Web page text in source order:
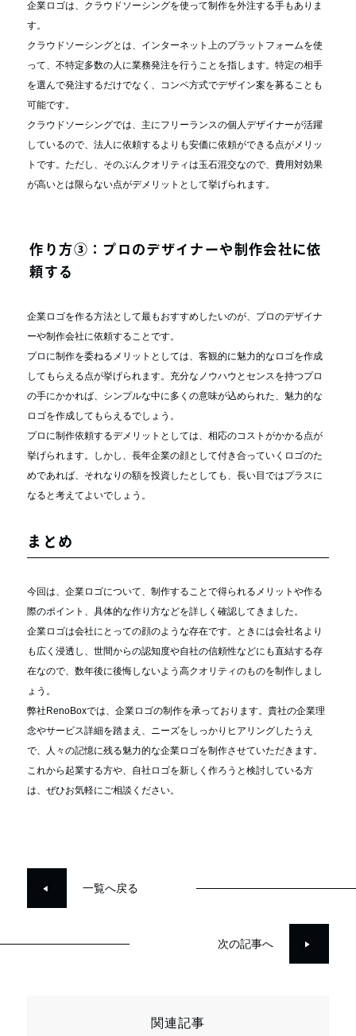
企業ロゴは、クラウドソーシングを使って制作を外注する手もありま
す。
クラウドソーシングとは、インターネット上のプラットフォームを使
って、不特定多数の人に業務発注を行うことを指します。特定の相手
を選んで発注するだけでなく、コンペ方式でデザイン案を募ることも
可能です。
クラウドソーシングでは、主にフリーランスの個人デザイナーが活躍
しているので、法人に依頼するよりも安価に依頼ができる点がメリッ
トです。ただし、そのぶんクオリティは玉石混交なので、費用対効果
が高いとは限らない点がデメリットとして挙げられます。
作り方③：プロのデザイナーや制作会社に依
頼する
企業ロゴを作る方法として最もおすすめしたいのが、プロのデザイナ
ーや制作会社に依頼することです。
プロに制作を委ねるメリットとしては、客観的に魅力的なロゴを作成
してもらえる点が挙げられます。充分なノウハウとセンスを持つプロ
の手にかかれば、シンプルな中に多くの意味が込められた、魅力的な
ロゴを作成してもらえるでしょう。
プロに制作依頼するデメリットとしては、相応のコストがかかる点が
挙げられます。しかし、長年企業の顔として付き合っていくロゴのた
めであれば、それなりの額を投資したとしても、長い目ではプラスに
なると考えてよいでしょう。
まとめ
今回は、企業ロゴについて、制作することで得られるメリットや作る
際のポイント、具体的な作り方などを詳しく確認してきました。
企業ロゴは会社にとっての顔のような存在です。ときには会社名より
も広く浸透し、世間からの認知度や自社の信頼性などにも直結する存
在なので、数年後に後悔しないよう高クオリティのものを制作しまし
ょう。
弊社RenoBoxでは、企業ロゴの制作を承っております。貴社の企業理
念やサービス詳細を踏まえ、ニーズをしっかりヒアリングしたうえ
で、人々の記憶に残る魅力的な企業ロゴを制作させていただきます。
これから起業する方や、自社ロゴを新しく作ろうと検討している方
は、ぜひお気軽にご相談ください。
一覧へ戻る
次の記事へ
関連記事